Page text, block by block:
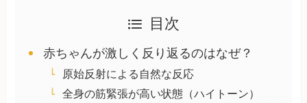
目次
赤ちゃんが激しく反り返るのはなぜ？
原始反射による自然な反応
全身の筋緊張が高い状態（ハイトーン）